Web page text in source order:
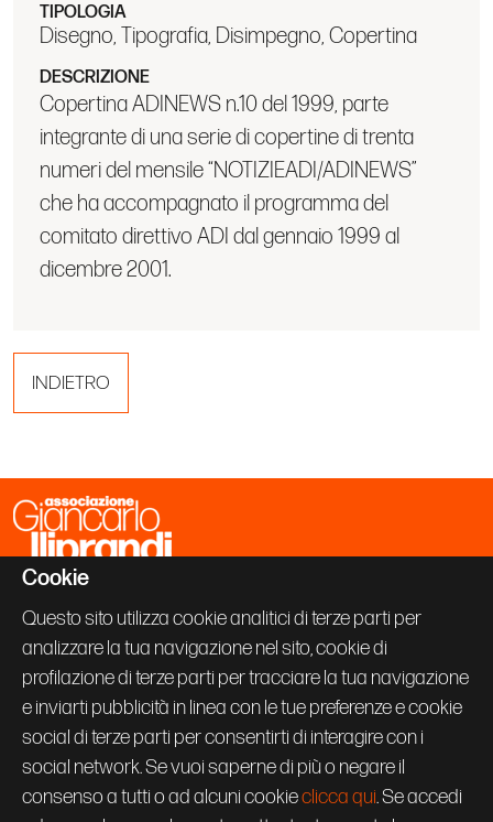
Cookie
Questo sito utilizza cookie analitici di terze parti per
analizzare la tua navigazione nel sito, cookie di
profilazione di terze parti per tracciare la tua navigazione
e inviarti pubblicità in linea con le tue preferenze e cookie
social di terze parti per consentirti di interagire con i
social network. Se vuoi saperne di più o negare il
consenso a tutti o ad alcuni cookieclicca qui. Se accedi
TIPOLOGIA
Disegno, Tipografia, Disimpegno, Copertina
DESCRIZIONE
Copertina ADINEWS n.10 del 1999, parte
integrante di una serie di copertine di trenta
numeri del mensile “NOTIZIEADI/ADINEWS”
che ha accompagnato il programma del
comitato direttivo ADI dal gennaio 1999 al
dicembre 2001.
INDIETRO
Associazione Giancarlo Iliprandi
20131 Milano
+39 02 70600843
info@giancarloiliprandi.net
PRIVACY POLICY
COOKIE
CREDITS